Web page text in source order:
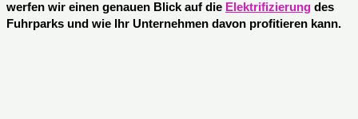
werfen wir einen genauen Blick auf die Elektrifizierung des
Fuhrparks und wie Ihr Unternehmen davon profitieren kann.